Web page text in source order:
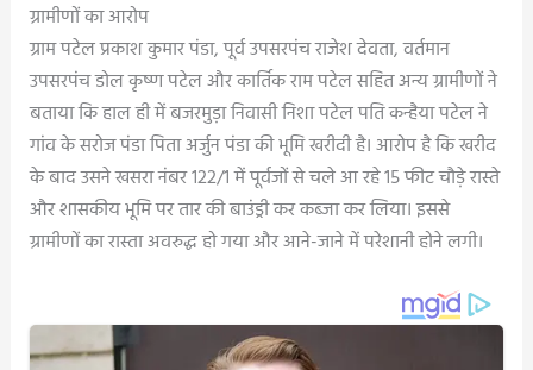
ग्रामीणों का आरोप
ग्राम पटेल प्रकाश कुमार पंडा, पूर्व उपसरपंच राजेश देवता, वर्तमान
उपसरपंच डोल कृष्ण पटेल और कार्तिक राम पटेल सहित अन्य ग्रामीणों ने
बताया कि हाल ही में बजरमुड़ा निवासी निशा पटेल पति कन्हैया पटेल ने
गांव के सरोज पंडा पिता अर्जुन पंडा की भूमि खरीदी है। आरोप है कि खरीद
के बाद उसने खसरा नंबर 122/1 में पूर्वजों से चले आ रहे 15 फीट चौड़े रास्ते
और शासकीय भूमि पर तार की बाउंड्री कर कब्जा कर लिया। इससे
ग्रामीणों का रास्ता अवरुद्ध हो गया और आने-जाने में परेशानी होने लगी।